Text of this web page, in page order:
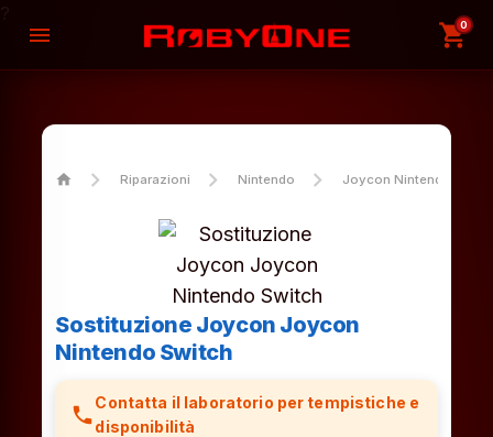
menu shopping_cart
0
home Riparazioni Nintendo Joycon Nintendo
Sostituzione Joycon Joycon
Nintendo Switch
phone
Contatta il laboratorio per tempistiche e
disponibilità